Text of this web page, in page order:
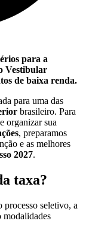
para a
Vestibular
de baixa renda.
para uma das
brasileiro. Para
e organizar sua
, preparamos
e as melhores
2027.
taxa?
processo seletivo, a
modalidades